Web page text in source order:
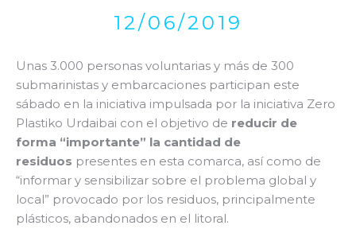
12/06/2019
Unas 3.000 personas voluntarias y más de 300
submarinistas y embarcaciones participan este
sábado en la iniciativa impulsada por la iniciativa Zero
Plastiko Urdaibai con el objetivo de reducir de
forma “importante” la cantidad de
residuos presentes en esta comarca, así como de
“informar y sensibilizar sobre el problema global y
local” provocado por los residuos, principalmente
plásticos, abandonados en el litoral.